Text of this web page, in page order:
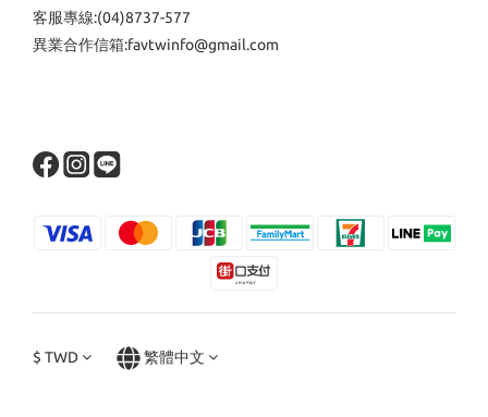
客服專線:(04)8737-577
異業合作信箱:favtwinfo@gmail.com
$ TWD 繁體中文